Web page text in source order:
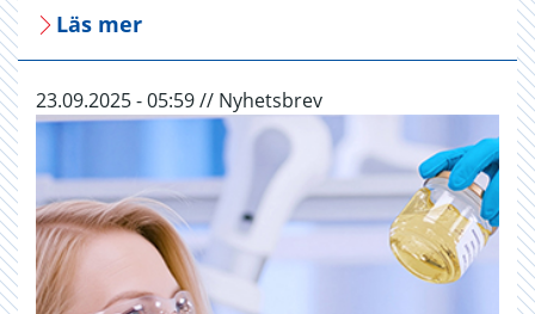
Läs mer
23.09.2025 - 05:59 // Nyhetsbrev